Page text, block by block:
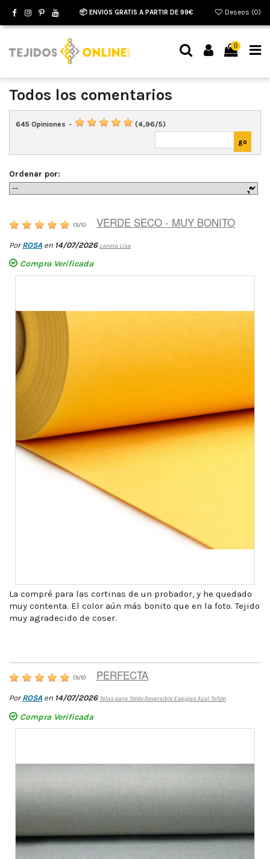
📦 ENVIOS GRATIS A PARTIR DE 99€ Deseos (0)
0
Todos los comentarios
645 Opiniones - (4,96/5)
Ordenar por:
(5/5) VERDE SECO - MUY BONITO
Por ROSA en 14/07/2026 Loneta Lisa
Compra Verificada
La compré para las cortinas de un probador, y he quedado
muy contenta. El color aún más bonito que en la foto. Tejido
muy agradecido de coser.
(5/5) PERFECTA
Por ROSA en 14/07/2026 Telas para Toldo Reversible Espigas Azul Teflón
Compra Verificada